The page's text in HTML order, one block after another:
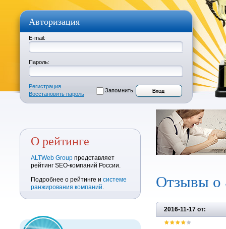
Авторизация
E-mail:
Пароль:
Регистрация
Восстановить пароль
Запомнить
О рейтинге
ALTWeb Group представляет
рейтинг SEO-компаний России.
Подробнее о рейтинге и системе
ранжирования компаний. Отзывы о
2016-11-17 от: